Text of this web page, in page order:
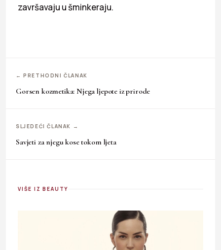
završavaju u šminkeraju.
← PRETHODNI ČLANAK
Gorsen kozmetika: Njega ljepote iz prirode
SLJEDEĆI ČLANAK →
Savjeti za njegu kose tokom ljeta
VIŠE IZ BEAUTY